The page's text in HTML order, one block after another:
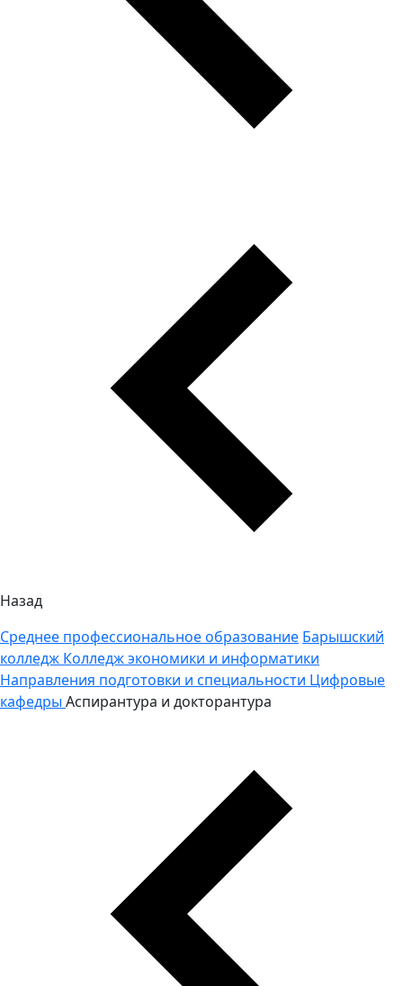
Назад
Среднее профессиональное образование Барышский
колледж Колледж экономики и информатики
Направления подготовки и специальности Цифровые
кафедры Аспирантура и докторантура